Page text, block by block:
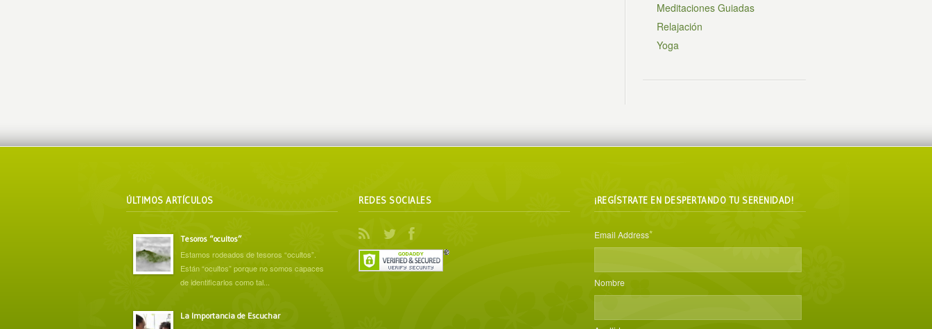
Meditaciones Guiadas
Relajación
Yoga
ÚLTIMOS ARTÍCULOS
Tesoros “ocultos”
Estamos rodeados de tesoros “ocultos”.
Están “ocultos” porque no somos capaces
de identificarlos como tal...
La Importancia de Escuchar
REDES SOCIALES ¡REGÍSTRATE EN DESPERTANDO TU SERENIDAD!
Email Address*
Nombre